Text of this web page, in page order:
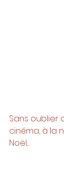
Sans oublier
cinéma, à la
Noël...